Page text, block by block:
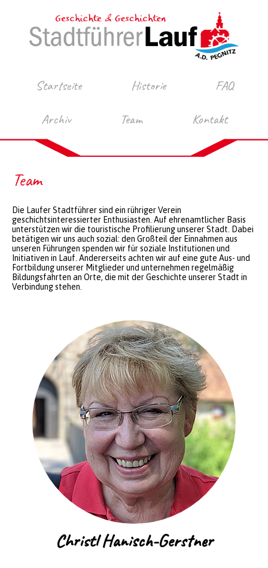
Startseite Historie
FAQ
Archiv
Team Kontakt
Team
Die Laufer Stadtführer sind ein rühriger Verein
geschichtsinteressierter Enthusiasten. Auf ehrenamtlicher Basis
unterstützen wir die touristische Profilierung unserer Stadt. Dabei
betätigen wir uns auch sozial: den Großteil der Einnahmen aus
unseren Führungen spenden wir für soziale Institutionen und
Initiativen in Lauf. Andererseits achten wir auf eine gute Aus- und
Fortbildung unserer Mitglieder und unternehmen regelmäßig
Bildungsfahrten an Orte, die mit der Geschichte unserer Stadt in
Verbindung stehen.
Christl Hanisch-Gerstner